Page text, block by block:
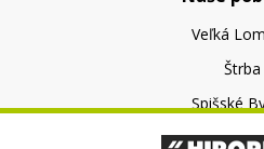
Veľká
Štrba
Spišské